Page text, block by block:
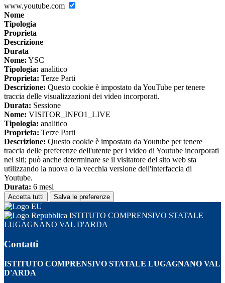
www.youtube.com
Nome
Tipologia
Proprieta
Descrizione
Durata
Nome: YSC
Tipologia: analitico
Proprieta: Terze Parti
Descrizione: Questo cookie è impostato da YouTube per tenere
traccia delle visualizzazioni dei video incorporati.
Durata: Sessione
Nome: VISITOR_INFO1_LIVE
Tipologia: analitico
Proprieta: Terze Parti
Descrizione: Questo cookie è impostato da Youtube per tenere
traccia delle preferenze dell'utente per i video di Youtube incorporati
nei siti; può anche determinare se il visitatore del sito web sta
utilizzando la nuova o la vecchia versione dell'interfaccia di
Youtube.
Durata: 6 mesi
Accetta tutti Salva le preferenze
ISTITUTO COMPRENSIVO STATALE
LUGAGNANO VAL D'ARDA
Contatti
ISTITUTO COMPRENSIVO STATALE LUGAGNANO VAL
D'ARDA